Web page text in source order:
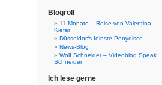
Blogroll
11 Monate – Reise von Valentina
Kiefer
Düsseldorfs feinste Ponydisco
News-Blog
Wolf Schneider – Videoblog Speak
Schneider
Ich lese gerne